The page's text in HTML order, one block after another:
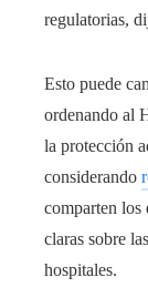
regulatorias,
Esto puede
ordenando al
la protección
considerando
comparten los
claras sobre
hospitales.